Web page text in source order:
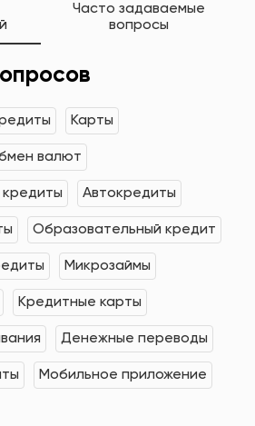
Часто задаваемые
вопросы
Карты
валют
Автокредиты
Образовательный кредит
Микрозаймы
Кредитные карты
Денежные переводы
Мобильное приложение